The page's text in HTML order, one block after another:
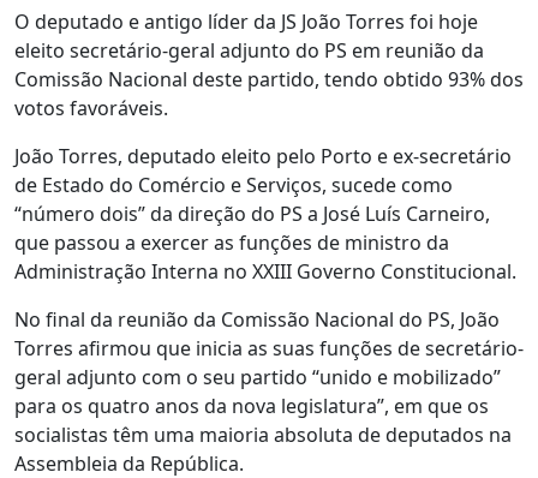
O deputado e antigo líder da JS João Torres foi hoje
eleito secretário-geral adjunto do PS em reunião da
Comissão Nacional deste partido, tendo obtido 93% dos
votos favoráveis.
João Torres, deputado eleito pelo Porto e ex-secretário
de Estado do Comércio e Serviços, sucede como
“número dois” da direção do PS a José Luís Carneiro,
que passou a exercer as funções de ministro da
Administração Interna no XXIII Governo Constitucional.
No final da reunião da Comissão Nacional do PS, João
Torres afirmou que inicia as suas funções de secretário-
geral adjunto com o seu partido “unido e mobilizado”
para os quatro anos da nova legislatura”, em que os
socialistas têm uma maioria absoluta de deputados na
Assembleia da República.